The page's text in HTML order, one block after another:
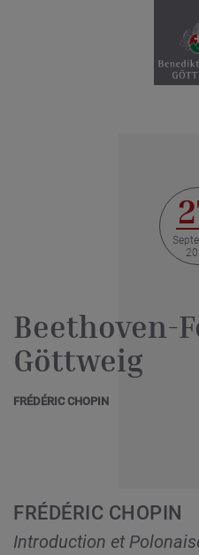
Beethoven-
Göttweig
FRÉDÉRIC CHOPIN
FRÉDÉRIC CHOPIN
Introduction et